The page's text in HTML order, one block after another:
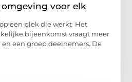
voor elk
een plek die werkt Het
bijeenkomst vraagt meer
een groep deelnemers. De